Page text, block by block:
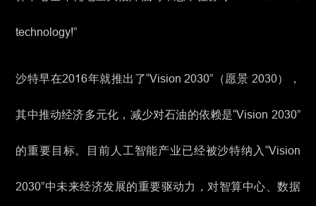
technology!”
沙特早在2016年就推出了“Vision 2030”（愿景 2030），
其中推动经济多元化，减少对石油的依赖是“Vision 2030”
的重要目标。目前人工智能产业已经被沙特纳入“Vision
2030”中未来经济发展的重要驱动力，对智算中心、数据